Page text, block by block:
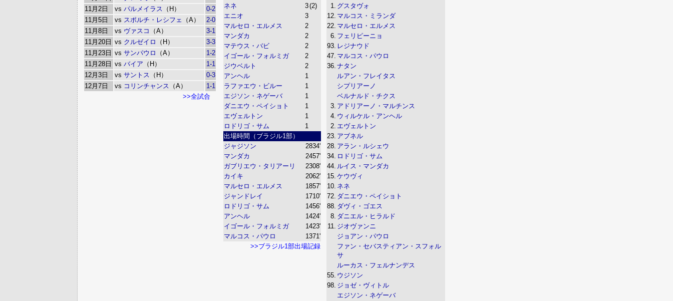
11月2日
vs パルメイラス （H）
0-2
11月5日
vs スポルチ・レシフェ （A）
2-0
11月8日
vs ヴァスコ （A）
3-1
11月20日 vs クルゼイロ （H）
3-3
11月23日 vs サンパウロ （A）
1-2
11月28日 vs バイア （H）
1-1
12月3日
vs サントス （H）
0-3
12月7日
vs コリンチャンス （A）
1-1
>>全試合
ネネ 3(2)
エニオ
3
マルセロ・エルメス
2
マンダカ
2
マテウス・バビ
2
イゴール・フォルミガ
2
ジウベルト
2
アンヘル
1
ラファエウ・ビルー
1
エジソン・ネゲーバ
1
ダニエウ・ペイショト
1
エヴェルトン
1
ロドリゴ・サム
1
出場時間（ブラジル1部）
ジャジソン
2834'
マンダカ
2457'
ガブリエウ・タリアーリ
2308'
カイキ
2062'
マルセロ・エルメス
1857'
ジャンドレイ
1710'
ロドリゴ・サム
1456'
アンヘル
1424'
イゴール・フォルミガ
1423'
マルコス・パウロ
1371'
>>ブラジル1部出場記録
1. グスタヴォ
12. マルコス・ミランダ
22. マルセロ・エルメス
6. フェリピーニョ
93. レジナウド
47. マルコス・パウロ
36. ナタン
ルアン・フレイタス
シプリアーノ
ベルナルド・チクス
3. アドリアーノ・マルチンス
4. ウィルケル・アンヘル
2. エヴェルトン
23. アブネル
28. アラン・ルシェウ
34. ロドリゴ・サム
44. ルイス・マンダカ
15. ケウヴィ
10. ネネ
72. ダニエウ・ペイショト
88. ダヴィ・ゴエス
8. ダニエル・ヒラルド
11. ジオヴァンニ
ジョアン・パウロ
ファン・セバスティアン・スフォル
サ
ルーカス・フェルナンデス
55. ウジソン
98. ジョゼ・ヴィトル
エジソン・ネゲーバ